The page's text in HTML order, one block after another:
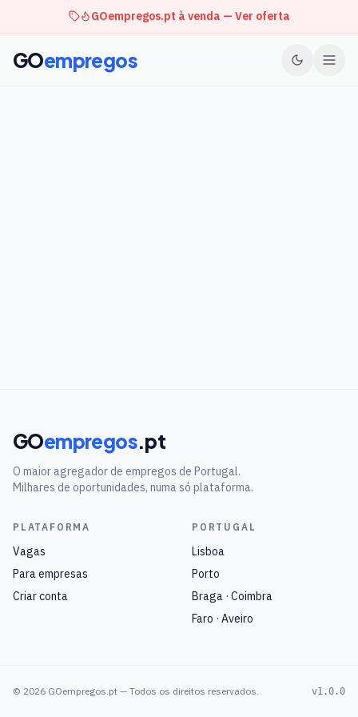
GOempregos.pt à venda — Ver oferta
GOempregos
GOempregos.pt
O maior agregador de empregos de Portugal.
Milhares de oportunidades, numa só plataforma.
PLATAFORMA
Vagas
Para empresas
Criar conta
PORTUGAL
Lisboa
Porto
Braga · Coimbra
Faro · Aveiro
© 2026 GOempregos.pt — Todos os direitos reservados. v1.0.0